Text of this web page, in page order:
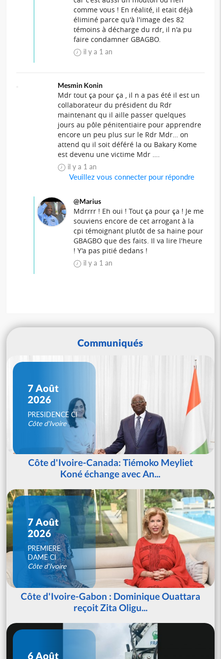
comme vous ! En réalité, il etait déjà
éliminé parce qu'à l'image des 82
témoins à décharge du rdr, il n'a pu
faire condamner GBAGBO.
il y a 1 an
Mesmin Konin
Mdr tout ça pour ça , il n a pas été il est un
collaborateur du président du Rdr
maintenant qu il aille passer quelques
jours au pôle pénitentiaire pour apprendre
encore un peu plus sur le Rdr Mdr… on
attend qu il soit déféré la ou Bakary Kome
est devenu une victime Mdr ….
il y a 1 an
Veuillez vous connecter pour répondre
@Marius
Mdrrrr ! Eh oui ! Tout ça pour ça ! Je me
souviens encore de cet arrogant à la
cpi témoignant plutôt de sa haine pour
GBAGBO que des faits. Il va lire l'heure
! Y'a pas pitié dedans !
il y a 1 an
Communiqués
7 Août
2026
PRESIDENCE CI
Côte d'Ivoire
Côte d'Ivoire-Canada: Tiémoko Meyliet
Koné échange avec An...
7 Août
2026
PREMIERE
DAME CI
Côte d'Ivoire
Côte d'Ivoire-Gabon : Dominique Ouattara
reçoit Zita Oligu...
6 Août